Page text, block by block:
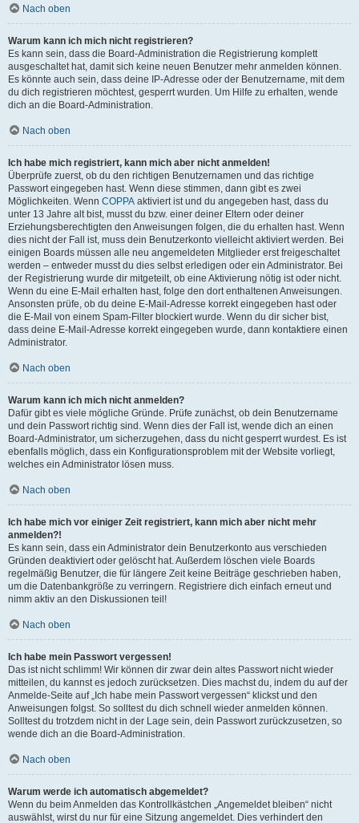
Nach oben
Warum kann ich mich nicht registrieren?
Es kann sein, dass die Board-Administration die Registrierung komplett
ausgeschaltet hat, damit sich keine neuen Benutzer mehr anmelden können.
Es könnte auch sein, dass deine IP-Adresse oder der Benutzername, mit dem
du dich registrieren möchtest, gesperrt wurden. Um Hilfe zu erhalten, wende
dich an die Board-Administration.
Nach oben
Ich habe mich registriert, kann mich aber nicht anmelden!
Überprüfe zuerst, ob du den richtigen Benutzernamen und das richtige
Passwort eingegeben hast. Wenn diese stimmen, dann gibt es zwei
Möglichkeiten. Wenn COPPA aktiviert ist und du angegeben hast, dass du
unter 13 Jahre alt bist, musst du bzw. einer deiner Eltern oder deiner
Erziehungsberechtigten den Anweisungen folgen, die du erhalten hast. Wenn
dies nicht der Fall ist, muss dein Benutzerkonto vielleicht aktiviert werden. Bei
einigen Boards müssen alle neu angemeldeten Mitglieder erst freigeschaltet
werden – entweder musst du dies selbst erledigen oder ein Administrator. Bei
der Registrierung wurde dir mitgeteilt, ob eine Aktivierung nötig ist oder nicht.
Wenn du eine E-Mail erhalten hast, folge den dort enthaltenen Anweisungen.
Ansonsten prüfe, ob du deine E-Mail-Adresse korrekt eingegeben hast oder
die E-Mail von einem Spam-Filter blockiert wurde. Wenn du dir sicher bist,
dass deine E-Mail-Adresse korrekt eingegeben wurde, dann kontaktiere einen
Administrator.
Nach oben
Warum kann ich mich nicht anmelden?
Dafür gibt es viele mögliche Gründe. Prüfe zunächst, ob dein Benutzername
und dein Passwort richtig sind. Wenn dies der Fall ist, wende dich an einen
Board-Administrator, um sicherzugehen, dass du nicht gesperrt wurdest. Es ist
ebenfalls möglich, dass ein Konfigurationsproblem mit der Website vorliegt,
welches ein Administrator lösen muss.
Nach oben
Ich habe mich vor einiger Zeit registriert, kann mich aber nicht mehr
anmelden?!
Es kann sein, dass ein Administrator dein Benutzerkonto aus verschieden
Gründen deaktiviert oder gelöscht hat. Außerdem löschen viele Boards
regelmäßig Benutzer, die für längere Zeit keine Beiträge geschrieben haben,
um die Datenbankgröße zu verringern. Registriere dich einfach erneut und
nimm aktiv an den Diskussionen teil!
Nach oben
Ich habe mein Passwort vergessen!
Das ist nicht schlimm! Wir können dir zwar dein altes Passwort nicht wieder
mitteilen, du kannst es jedoch zurücksetzen. Dies machst du, indem du auf der
Anmelde-Seite auf „Ich habe mein Passwort vergessen“ klickst und den
Anweisungen folgst. So solltest du dich schnell wieder anmelden können.
Solltest du trotzdem nicht in der Lage sein, dein Passwort zurückzusetzen, so
wende dich an die Board-Administration.
Nach oben
Warum werde ich automatisch abgemeldet?
Wenn du beim Anmelden das Kontrollkästchen „Angemeldet bleiben“ nicht
auswählst, wirst du nur für eine Sitzung angemeldet. Dies verhindert den